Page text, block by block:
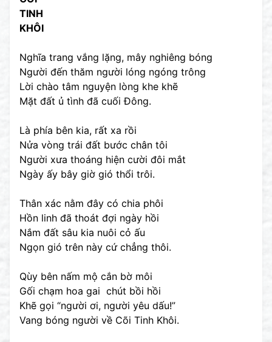
TINH
KHÔI
Nghĩa trang vắng lặng, mây nghiêng bóng
Người đến thăm người lóng ngóng trông
Lời chào tâm nguyện lòng khe khẽ
Mặt đất ủ tình đã cuối Đông.
Là phía bên kia, rất xa rồi
Nửa vòng trái đất bước chân tôi
Người xưa thoáng hiện cười đôi mắt
Ngày ấy bây giờ gió thổi trôi.
Thân xác nằm đây có chia phôi
Hồn linh đã thoát đợi ngày hồi
Nắm đất sâu kia nuôi cỏ ấu
Ngọn gió trên này cứ chẳng thôi.
Qùy bên nấm mộ cắn bờ môi
Gối chạm hoa gai chút bồi hồi
Khẽ gọi “người ơi, người yêu dấu!”
Vang bóng người về Cõi Tinh Khôi.